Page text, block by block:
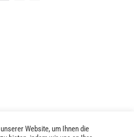
LIVID © 2024Website, um Ihnen die